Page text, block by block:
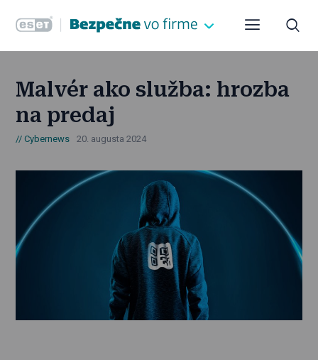
Malvér ako služba: hrozba
na predaj
Cybernews 20. augusta 2024